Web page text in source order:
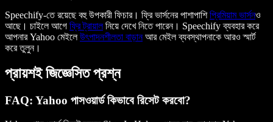
Speechify-তে রয়েছে বহু উপকারী ফিচার। ফ্রি ভার্সনের পাশাপাশিপ্রিমিয়াম ভার্সনও
আছে। চাইলে আগে ফ্রি ট্রায়ালনিয়ে দেখে নিতে পারেন। Speechify ব্যবহার করে
আপনার Yahoo মেইলেউৎপাদনশীলতা বাড়ানআর মেইল ব্যবস্থাপনাকে আরও স্মার্ট
করে তুলুন।
প্রায়শই জিজ্ঞেসিত প্রশ্ন
FAQ: Yahoo পাসওয়ার্ড কিভাবে রিসেট করবো?